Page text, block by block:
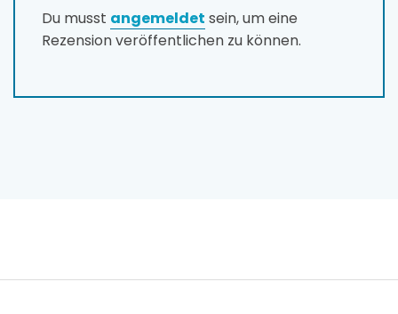
Du musst angemeldet sein, um eine
Rezension veröffentlichen zu können.